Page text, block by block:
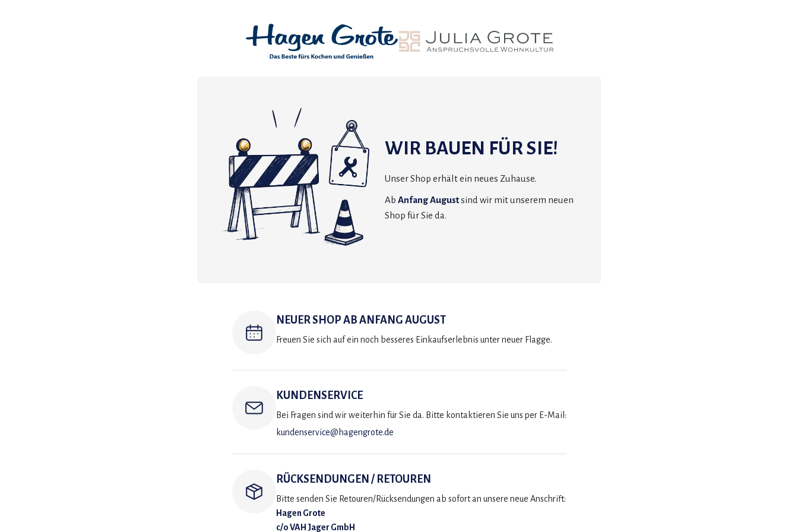
WIR BAUEN FÜR SIE!
Unser Shop erhält ein neues Zuhause.
Ab Anfang Augustsind wir mit unserem neuen
Shop für Sie da.
NEUER SHOP AB ANFANG AUGUST
Freuen Sie sich auf ein noch besseres Einkaufserlebnis unter neuer Flagge.
KUNDENSERVICE
Bei Fragen sind wir weiterhin für Sie da. Bitte kontaktieren Sie uns per E-Mail:
kundenservice@hagengrote.de
RÜCKSENDUNGEN / RETOUREN
Bitte senden Sie Retouren/Rücksendungen ab sofort an unsere neue Anschrift:
Hagen Grote
c/o VAH Jager GmbH